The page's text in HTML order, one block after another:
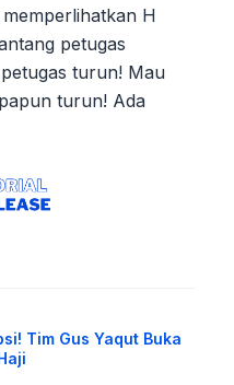
H
petugas
turun! Mau
turun! Ada
Tim Gus Yaqut Buka